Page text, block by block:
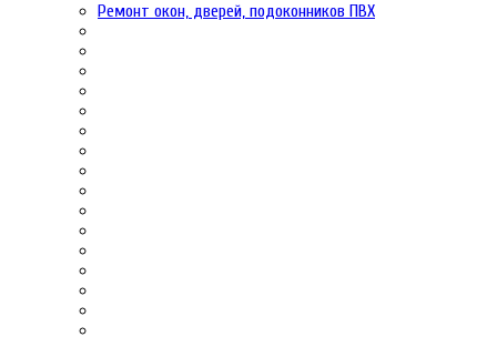
Ремонт окон, дверей, подоконников ПВХ